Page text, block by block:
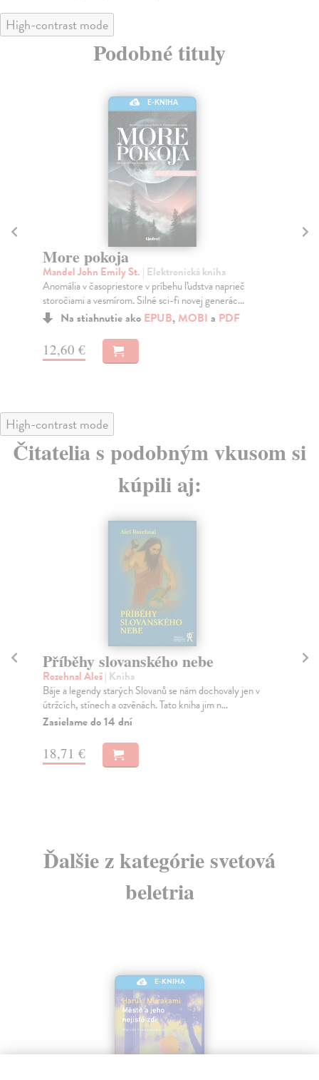
High-contrast mode
Podobné tituly
E-KNIHA
More pokoja
Mandel John Emily St. | Elektronická kniha
Anomália v časopriestore v príbehu ľudstva naprieč
storočiami a vesmírom. Silné sci-fi novej generác...
Na stiahnutie ako EPUB,MOBI a PDF
12,60 €
High-contrast mode
Čitatelia s podobným vkusom si
kúpili aj:
Příběhy slovanského nebe
Rozehnal Aleš| Kniha
Báje a legendy starých Slovanů se nám dochovaly jen v
útržcích, stínech a ozvěnách. Tato kniha jim n...
Zasielame do 14 dní
18,71 €
Ďalšie z kategórie svetová
beletria
E-KNIHA